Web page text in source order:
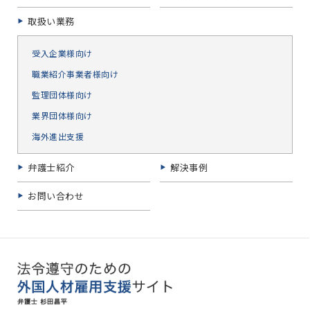
取扱い業務
受入企業様向け
職業紹介事業者様向け
監理団体様向け
業界団体様向け
海外進出支援
弁護士紹介 解決事例
お問い合わせ